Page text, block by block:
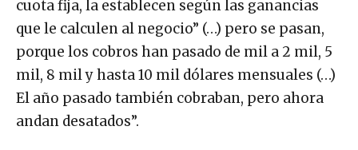
cuota fija, la establecen según las ganancias
que le calculen al negocio” (…) pero se pasan,
porque los cobros han pasado de mil a 2 mil, 5
mil, 8 mil y hasta 10 mil dólares mensuales (…)
El año pasado también cobraban, pero ahora
andan desatados”.